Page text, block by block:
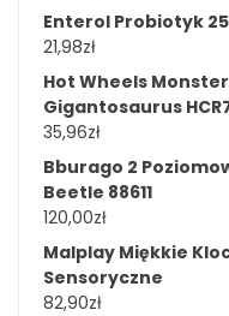
Enterol Probiotyk
21,98zł
Hot Wheels
Gigantosaurus
35,96zł
Bburago 2
Beetle 88611
120,00zł
Malplay Miękkie
Sensoryczne
82,90zł